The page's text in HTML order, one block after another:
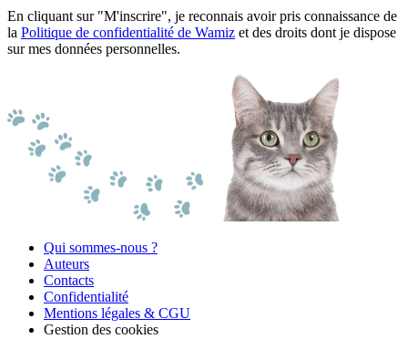
En cliquant sur "M'inscrire", je reconnais avoir pris connaissance de
la Politique de confidentialité de Wamiz et des droits dont je dispose
sur mes données personnelles.
Qui sommes-nous ?
Auteurs
Contacts
Confidentialité
Mentions légales & CGU
Gestion des cookies